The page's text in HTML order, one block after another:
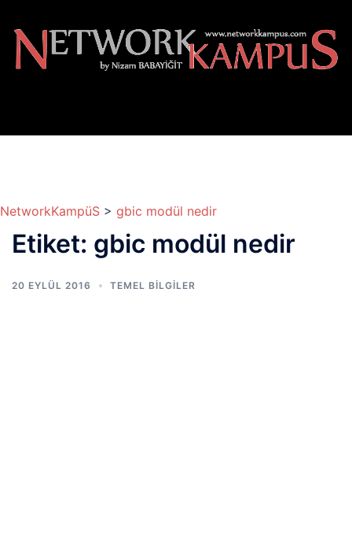
atla
NetworkKampüS > gbic modül nedir
Etiket: gbic modül nedir
20 EYLÜL 2016 TEMEL BİLGİLER